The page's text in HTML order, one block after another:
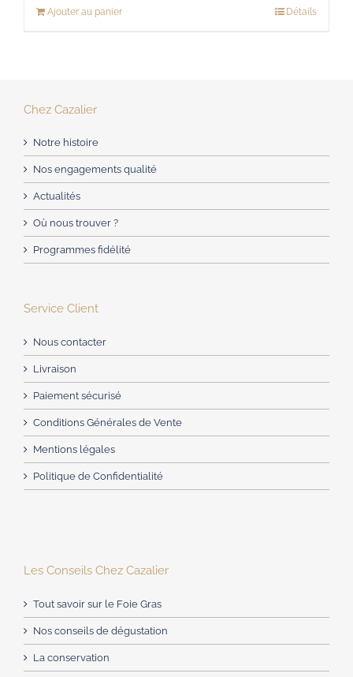
Ajouter au panier Détails
Chez Cazalier
Notre histoire
Nos engagements qualité
Actualités
Où nous trouver ?
Programmes fidélité
Service Client
Nous contacter
Livraison
Paiement sécurisé
Conditions Générales de Vente
Mentions légales
Politique de Confidentialité
Les Conseils Chez Cazalier
Tout savoir sur le Foie Gras
Nos conseils de dégustation
La conservation